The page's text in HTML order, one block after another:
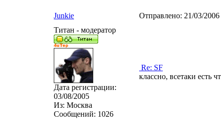
Junkie Отправлено: 21/03/
Титан - модератор
Дата регистрации:
03/08/2005
Из: Москва
Сообщений: 1026
Re: SF
классно, всетаки есть